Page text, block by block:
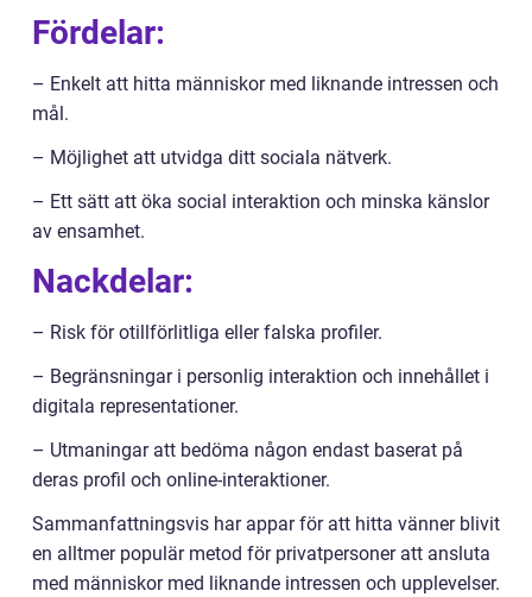
Fördelar:
– Enkelt att hitta människor med liknande intressen och
mål.
– Möjlighet att utvidga ditt sociala nätverk.
– Ett sätt att öka social interaktion och minska känslor
av ensamhet.
Nackdelar:
– Risk för otillförlitliga eller falska profiler.
– Begränsningar i personlig interaktion och innehållet i
digitala representationer.
– Utmaningar att bedöma någon endast baserat på
deras profil och online-interaktioner.
Sammanfattningsvis har appar för att hitta vänner blivit
en alltmer populär metod för privatpersoner att ansluta
med människor med liknande intressen och upplevelser.